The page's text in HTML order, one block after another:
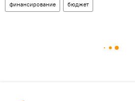
финансирование бюджет